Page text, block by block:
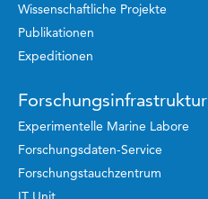
Wissenschaftliche Projekte
Publikationen
Expeditionen
Forschungsinfrastruktur
Experimentelle Marine Labore
Forschungsdaten-Service
Forschungstauchzentrum